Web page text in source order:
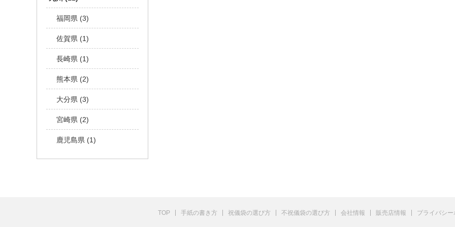
福岡県 (3)
佐賀県 (1)
長崎県 (1)
熊本県 (2)
大分県 (3)
宮崎県 (2)
鹿児島県 (1)
TOP 手紙の書き方 祝儀袋の選び方 不祝儀袋の選び方 会社情報 販売店情報 プライバシー